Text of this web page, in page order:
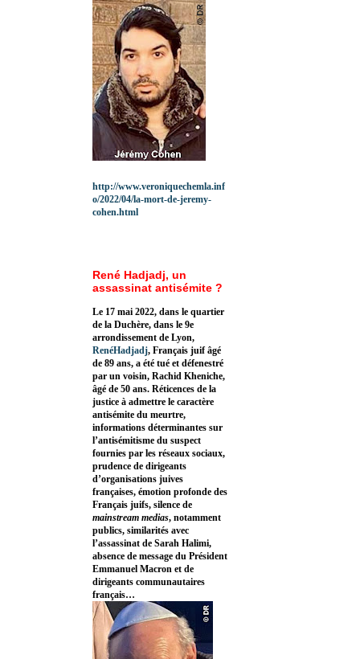
http://www.veroniquechemla.inf
o/2022/04/la-mort-de-jeremy-
cohen.html
René Hadjadj, un
assassinat antisémite ?
Le 17 mai 2022, dans le quartier
de la Duchère, dans le 9e
arrondissement de Lyon,
RenéHadjadj, Français juif âgé
de 89 ans, a été tué et défenestré
par un voisin, Rachid Kheniche,
âgé de 50 ans. Réticences de la
justice à admettre le caractère
antisémite du meurtre,
informations déterminantes sur
l’antisémitisme du suspect
fournies par les réseaux sociaux,
prudence de dirigeants
d’organisations juives
françaises, émotion profonde des
Français juifs, silence de
mainstream medias, notamment
publics, similarités avec
l’assassinat de Sarah Halimi,
absence de message du Président
Emmanuel Macron et de
dirigeants communautaires
français…